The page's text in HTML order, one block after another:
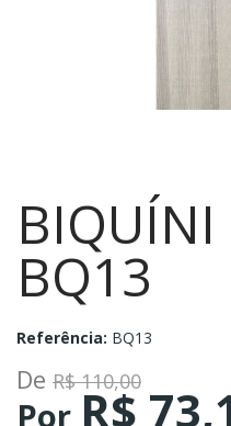
BIQUÍNI
BQ13
Referência: BQ13
De R$ 110,00
Por R$